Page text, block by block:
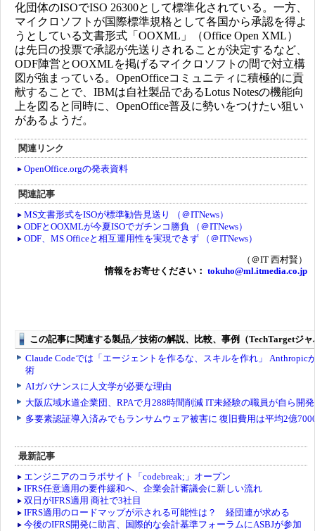
化団体のISOでISO 26300として標準化されている。一方、
マイクロソフトが国際標準規格として各国から承認を得よ
うとしている文書形式「OOXML」（Office Open XML）
は先日の投票で承認が先送りされることが決定するなど、
ODF陣営とOOXMLを掲げるマイクロソフトの間で対立構
図が強まっている。OpenOfficeコミュニティに積極的に貢
献することで、IBMは自社製品であるLotus Notesの機能向
上を図ると同時に、OpenOffice普及に勢いをつけたい狙い
があるようだ。
関連リンク
OpenOffice.orgの発表資料
関連記事
MS文書形式をISOが標準勧告見送り （＠ITNews）
ODFとOOXMLが今夏ISOでガチンコ勝負 （＠ITNews）
ODF、MS Officeと相互運用性を実現できず （＠ITNews）
（＠IT 西村賢）
情報をお寄せください： tokuho@ml.itmedia.co.jp
最新記事
エンジニアのコラボサイト「codebreak;」オープン
IFRS任意適用の要件緩和へ、企業会計審議会に新しい流れ
双日がIFRS適用 商社で3社目
IFRS適用のロードマップが示される可能性は？ 経団連が求める
今後のIFRS開発に助言、国際的な会計基準フォーラムにASBJが参加